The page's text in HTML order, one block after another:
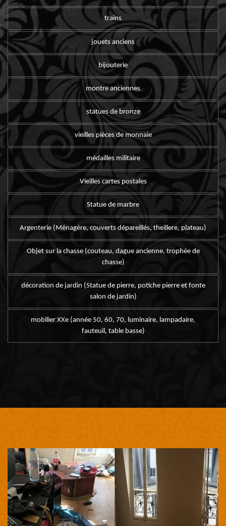
trains
jouets anciens
bijouterie
montre anciennes
statues de bronze
vieilles pièces de monnaie
médailles militaire
Vieilles cartes postales
Statue de marbre
Argenterie (Ménagère, couverts dépareillés, theillere, plateau)
Objet sur la chasse (couteau, dague ancienne, trophée de
chasse)
décoration de jardin (Statue de pierre, potiche pierre et fonte
salon de jardin)
mobilier XXe (année 50, 60, 70, luminaire, lampadaire,
fauteuil, table basse)